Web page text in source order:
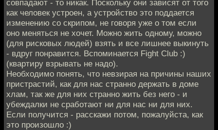
совпадают - то никак. Поскольку они зависят от того
как человек устроен, а устройство это поддается
изменению со скрипом, не говоря уже о том если
оно меняться не хочет. Можно жить одному, можно
(для рисковых людей) взять и все лишнее выкинуть
- вдруг понравится. Вспоминается Fight Club :)
(квартиру взрывать не надо).
Необходимо понять, что невзирая на причины наших
пристрастий, как для нас странно держать в доме
хлам, так же для них странно жить без него - и
убеждалки не сработают ни для нас ни для них.
Если получится - расскажи потом, пожалуйста, как
это произошло :)